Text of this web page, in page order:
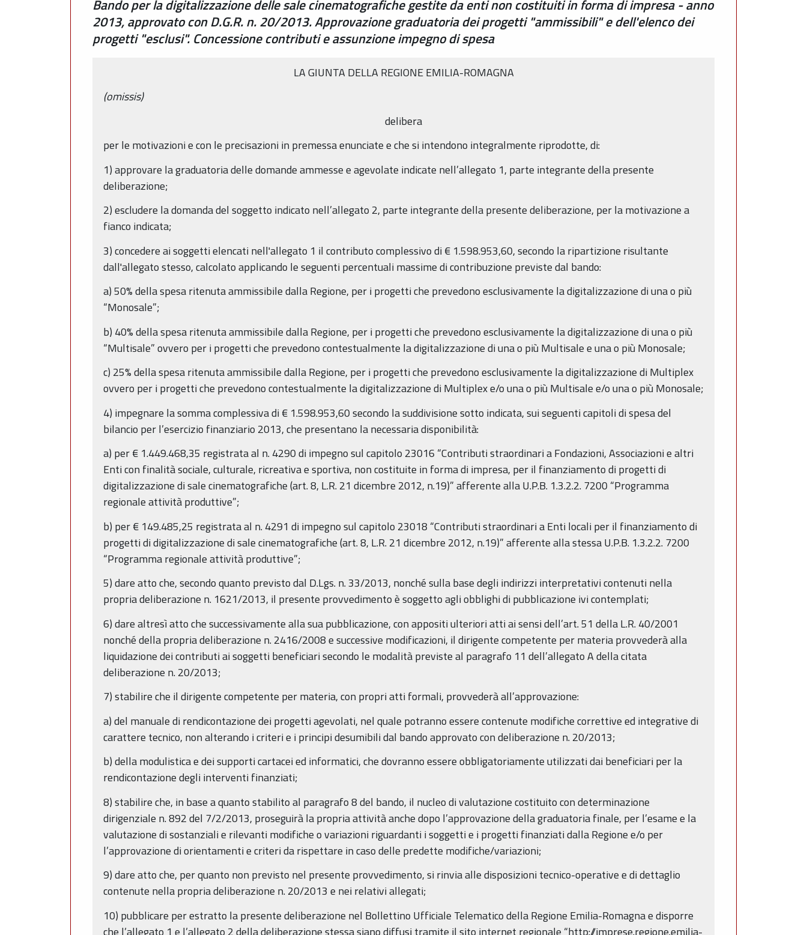
Bando per la digitalizzazione delle sale cinematografiche gestite da enti non costituiti in forma di impresa - anno
2013, approvato con D.G.R. n. 20/2013. Approvazione graduatoria dei progetti "ammissibili" e dell'elenco dei
progetti "esclusi". Concessione contributi e assunzione impegno di spesa
LA GIUNTA DELLA REGIONE EMILIA-ROMAGNA
(omissis)
delibera
per le motivazioni e con le precisazioni in premessa enunciate e che si intendono integralmente riprodotte, di:
1) approvare la graduatoria delle domande ammesse e agevolate indicate nell’allegato 1, parte integrante della presente
deliberazione;
2) escludere la domanda del soggetto indicato nell’allegato 2, parte integrante della presente deliberazione, per la motivazione a
fianco indicata;
3) concedere ai soggetti elencati nell'allegato 1 il contributo complessivo di € 1.598.953,60, secondo la ripartizione risultante
dall'allegato stesso, calcolato applicando le seguenti percentuali massime di contribuzione previste dal bando:
a) 50% della spesa ritenuta ammissibile dalla Regione, per i progetti che prevedono esclusivamente la digitalizzazione di una o più
“Monosale”;
b) 40% della spesa ritenuta ammissibile dalla Regione, per i progetti che prevedono esclusivamente la digitalizzazione di una o più
“Multisale” ovvero per i progetti che prevedono contestualmente la digitalizzazione di una o più Multisale e una o più Monosale;
c) 25% della spesa ritenuta ammissibile dalla Regione, per i progetti che prevedono esclusivamente la digitalizzazione di Multiplex
ovvero per i progetti che prevedono contestualmente la digitalizzazione di Multiplex e/o una o più Multisale e/o una o più Monosale;
4) impegnare la somma complessiva di € 1.598.953,60 secondo la suddivisione sotto indicata, sui seguenti capitoli di spesa del
bilancio per l’esercizio finanziario 2013, che presentano la necessaria disponibilità:
a) per € 1.449.468,35 registrata al n. 4290 di impegno sul capitolo 23016 “Contributi straordinari a Fondazioni, Associazioni e altri
Enti con finalità sociale, culturale, ricreativa e sportiva, non costituite in forma di impresa, per il finanziamento di progetti di
digitalizzazione di sale cinematografiche (art. 8, L.R. 21 dicembre 2012, n.19)” afferente alla U.P.B. 1.3.2.2. 7200 “Programma
regionale attività produttive”;
b) per € 149.485,25 registrata al n. 4291 di impegno sul capitolo 23018 “Contributi straordinari a Enti locali per il finanziamento di
progetti di digitalizzazione di sale cinematografiche (art. 8, L.R. 21 dicembre 2012, n.19)” afferente alla stessa U.P.B. 1.3.2.2. 7200
“Programma regionale attività produttive”;
5) dare atto che, secondo quanto previsto dal D.Lgs. n. 33/2013, nonché sulla base degli indirizzi interpretativi contenuti nella
propria deliberazione n. 1621/2013, il presente provvedimento è soggetto agli obblighi di pubblicazione ivi contemplati;
6) dare altresì atto che successivamente alla sua pubblicazione, con appositi ulteriori atti ai sensi dell’art. 51 della L.R. 40/2001
nonché della propria deliberazione n. 2416/2008 e successive modificazioni, il dirigente competente per materia provvederà alla
liquidazione dei contributi ai soggetti beneficiari secondo le modalità previste al paragrafo 11 dell’allegato A della citata
deliberazione n. 20/2013;
7) stabilire che il dirigente competente per materia, con propri atti formali, provvederà all’approvazione:
a) del manuale di rendicontazione dei progetti agevolati, nel quale potranno essere contenute modifiche correttive ed integrative di
carattere tecnico, non alterando i criteri e i principi desumibili dal bando approvato con deliberazione n. 20/2013;
b) della modulistica e dei supporti cartacei ed informatici, che dovranno essere obbligatoriamente utilizzati dai beneficiari per la
rendicontazione degli interventi finanziati;
8) stabilire che, in base a quanto stabilito al paragrafo 8 del bando, il nucleo di valutazione costituito con determinazione
dirigenziale n. 892 del 7/2/2013, proseguirà la propria attività anche dopo l’approvazione della graduatoria finale, per l’esame e la
valutazione di sostanziali e rilevanti modifiche o variazioni riguardanti i soggetti e i progetti finanziati dalla Regione e/o per
l’approvazione di orientamenti e criteri da rispettare in caso delle predette modifiche/variazioni;
9) dare atto che, per quanto non previsto nel presente provvedimento, si rinvia alle disposizioni tecnico-operative e di dettaglio
contenute nella propria deliberazione n. 20/2013 e nei relativi allegati;
10) pubblicare per estratto la presente deliberazione nel Bollettino Ufficiale Telematico della Regione Emilia-Romagna e disporre
che l’allegato 1 e l’allegato 2 della deliberazione stessa siano diffusi tramite il sito internet regionale “http://imprese.regione.emilia-